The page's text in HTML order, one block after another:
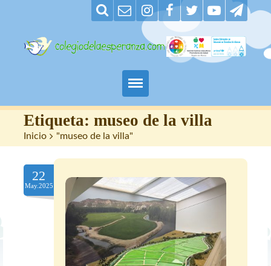
Padres
Alumnos
Maestros
Nuestro centro
Contacto
Etiqueta: museo de la villa
Inicio > "museo de la villa"
22
May.2025